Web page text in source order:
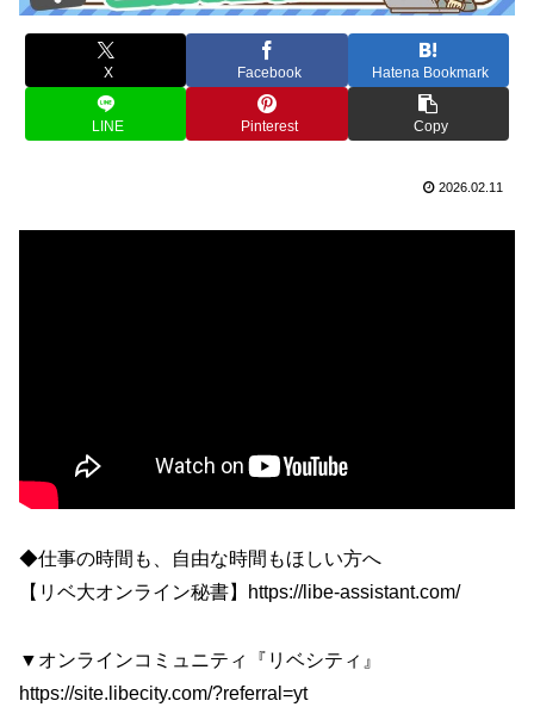
X Facebook Hatena Bookmark
LINE Pinterest Copy
2026.02.11
◆仕事の時間も、自由な時間もほしい方へ
【リベ大オンライン秘書】https://libe-assistant.com/
▼オンラインコミュニティ『リベシティ』
https://site.libecity.com/?referral=yt